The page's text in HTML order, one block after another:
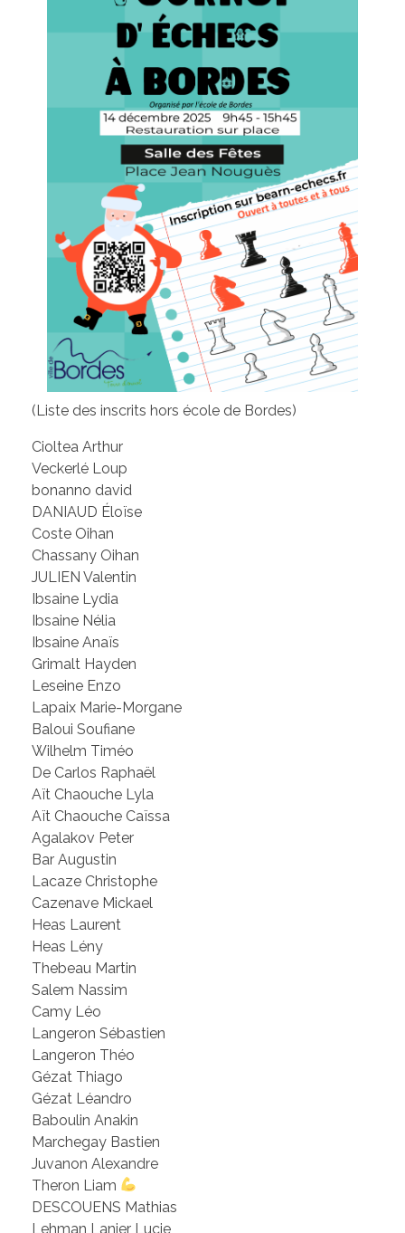
(Liste des inscrits hors école de Bordes)
Cioltea Arthur
Veckerlé Loup
bonanno david
DANIAUD Éloïse
Coste Oihan
Chassany Oihan
JULIEN Valentin
Ibsaine Lydia
Ibsaine Nélia
Ibsaine Anaïs
Grimalt Hayden
Leseine Enzo
Lapaix Marie-Morgane
Baloui Soufiane
Wilhelm Timéo
De Carlos Raphaël
Aït Chaouche Lyla
Aït Chaouche Caïssa
Agalakov Peter
Bar Augustin
Lacaze Christophe
Cazenave Mickael
Heas Laurent
Heas Lény
Thebeau Martin
Salem Nassim
Camy Léo
Langeron Sébastien
Langeron Théo
Gézat Thiago
Gézat Léandro
Baboulin Anakin
Marchegay Bastien
Juvanon Alexandre
Theron Liam
DESCOUENS Mathias
Lehman Lanier Lucie